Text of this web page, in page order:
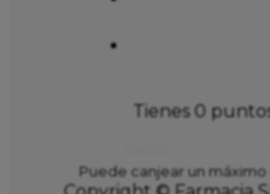
Tienes 0
Puede canjear un máximo